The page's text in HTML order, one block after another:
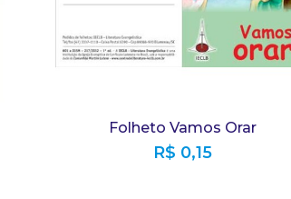
Folheto Vamos Orar
R$ 0,15